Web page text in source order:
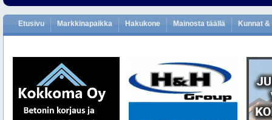
Etusivu Markkinapaikka Hakukone Mainosta täällä Kunnat